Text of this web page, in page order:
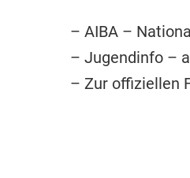
AIBA –
Jugendinfo –
Zur offiziellen